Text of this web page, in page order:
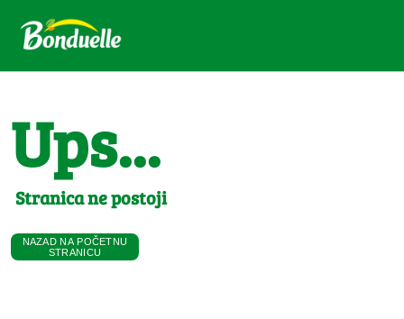
Ups...
Stranica ne postoji
NAZAD NA POČETNU
STRANICU